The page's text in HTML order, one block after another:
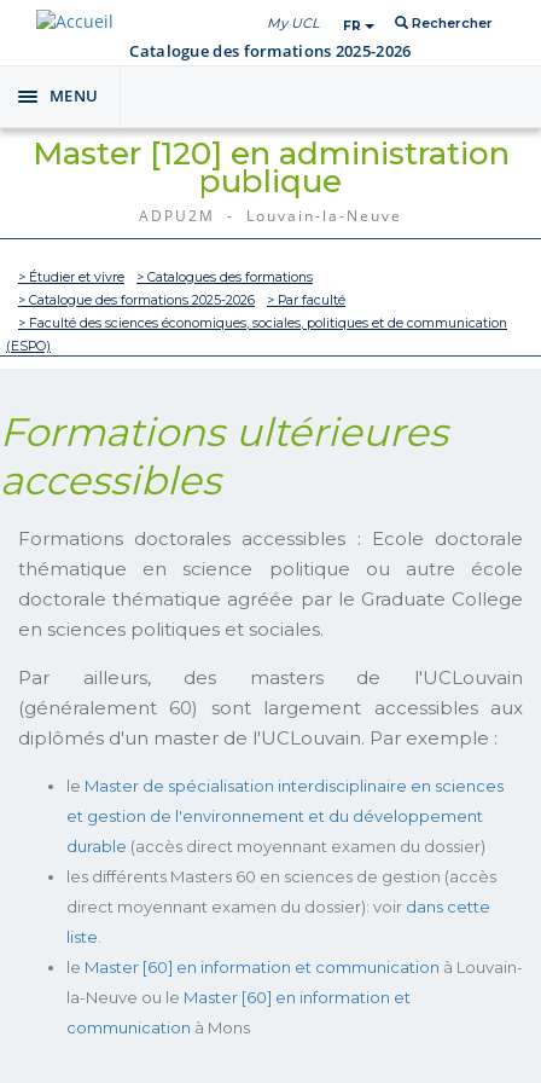
My UCL FR Rechercher
Catalogue des formations 2025-2026
Toggle
navigation
MENU
Master [120] en administration
publique
ADPU2M - Louvain-la-Neuve
> Étudier et vivre
> Catalogues des formations
> Catalogue des formations 2025-2026
> Par faculté
> Faculté des sciences économiques, sociales, politiques et de communication
(ESPO)
Formations ultérieures
accessibles
Formations doctorales accessibles : Ecole doctorale
thématique en science politique ou autre école
doctorale thématique agréée par le Graduate College
en sciences politiques et sociales.
Par ailleurs, des masters de l'UCLouvain
(généralement 60) sont largement accessibles aux
diplômés d'un master de l'UCLouvain. Par exemple :
le Master de spécialisation interdisciplinaire en sciences
et gestion de l'environnement et du développement
durable (accès direct moyennant examen du dossier)
les différents Masters 60 en sciences de gestion (accès
direct moyennant examen du dossier): voir dans cette
liste
le Master [60] en information et communication à Louvain-
la-Neuve ou le Master [60] en information et
communication à Mons